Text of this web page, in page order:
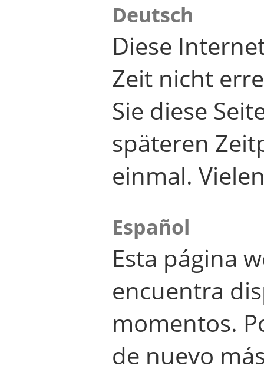
Deutsch
Diese
Zeit nicht
Sie diese
späteren
einmal.
Español
Esta página
encuentra
momentos.
de nuevo